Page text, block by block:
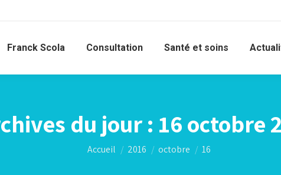
Franck Scola Consultation Santé et soins
du jour : 16 octobre
Vous êtes ici :
Accueil 2016 octobre 16